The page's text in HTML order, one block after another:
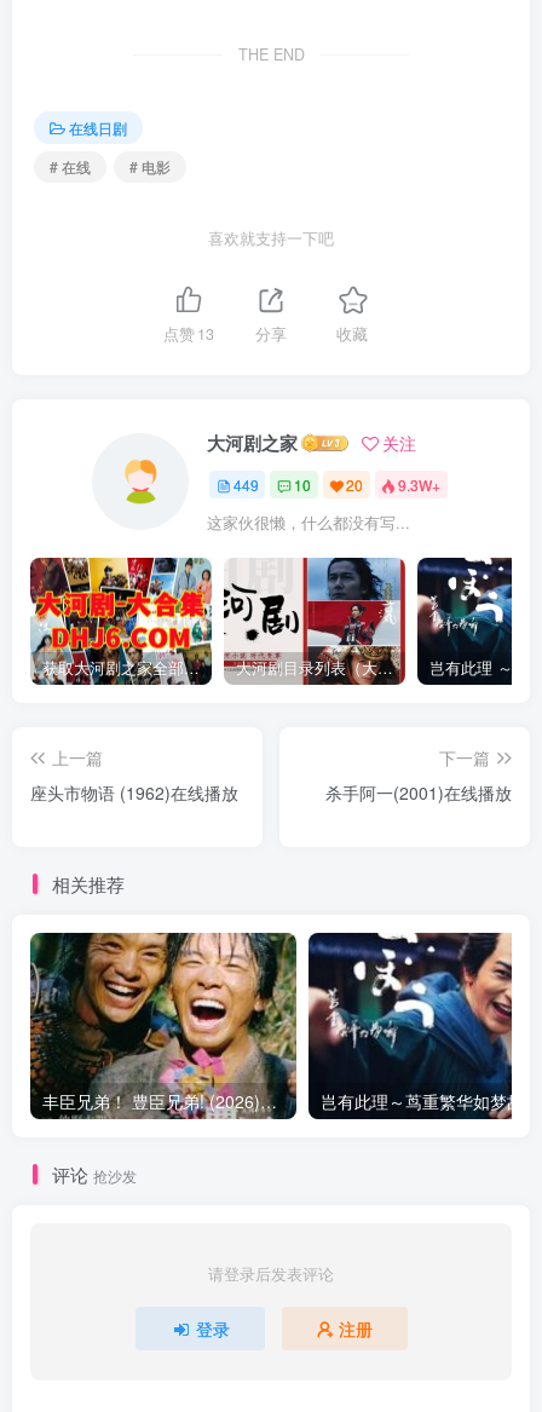
THE END
在线日剧
# 在线
# 电影
喜欢就支持一下吧
点赞13 分享 收藏
大河剧之家 关注
449 10 20 9.3W+
这家伙很懒，什么都没有写...
获取大河剧之家全部资源 大河剧目录列表（大河剧资源以本目录为准）
上一篇
座头市物语 (1962)在线播放
下一篇
杀手阿一(2001)在线播放
相关推荐
丰臣兄弟！ 豊臣兄弟! (2026)在线播放 更新29
评论 抢沙发
请登录后发表评论
登录 注册